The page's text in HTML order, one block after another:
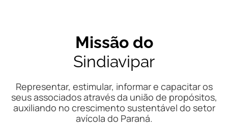
Missão do
Sindiavipar
Representar, estimular, informar e capacitar os
seus associados através da união de propósitos,
auxiliando no crescimento sustentável do setor
avícola do Paraná.